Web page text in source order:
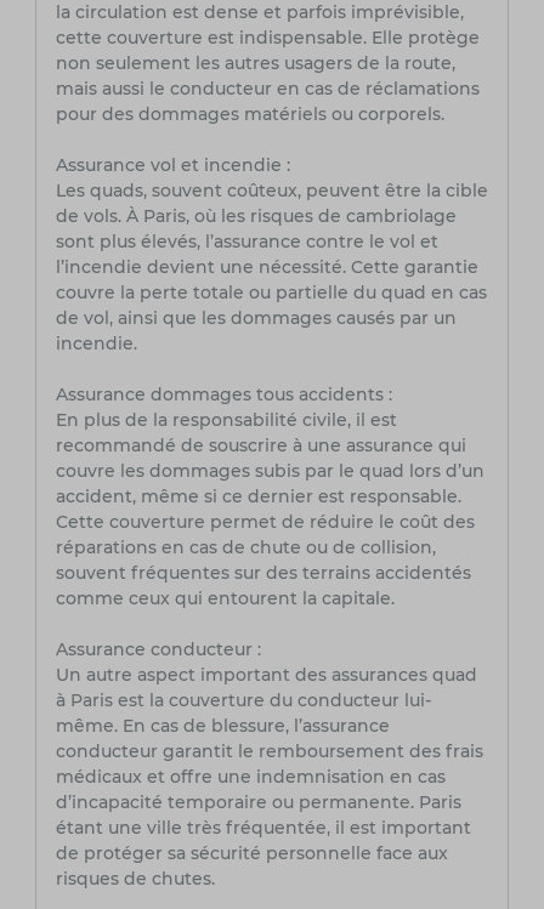
la circulation est dense et parfois imprévisible,
cette couverture est indispensable. Elle protège
non seulement les autres usagers de la route,
mais aussi le conducteur en cas de réclamations
pour des dommages matériels ou corporels.
Assurance vol et incendie :
Les quads, souvent coûteux, peuvent être la cible
de vols. À Paris, où les risques de cambriolage
sont plus élevés, l’assurance contre le vol et
l’incendie devient une nécessité. Cette garantie
couvre la perte totale ou partielle du quad en cas
de vol, ainsi que les dommages causés par un
incendie.
Assurance dommages tous accidents :
En plus de la responsabilité civile, il est
recommandé de souscrire à une assurance qui
couvre les dommages subis par le quad lors d’un
accident, même si ce dernier est responsable.
Cette couverture permet de réduire le coût des
réparations en cas de chute ou de collision,
souvent fréquentes sur des terrains accidentés
comme ceux qui entourent la capitale.
Assurance conducteur :
Un autre aspect important des assurances quad
à Paris est la couverture du conducteur lui-
même. En cas de blessure, l’assurance
conducteur garantit le remboursement des frais
médicaux et offre une indemnisation en cas
d’incapacité temporaire ou permanente. Paris
étant une ville très fréquentée, il est important
de protéger sa sécurité personnelle face aux
risques de chutes.